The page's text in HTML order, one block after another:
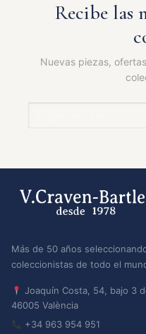
Recibe las
Nuevas piezas,
Más de 50 años
coleccionistas de todo el
Joaquín Costa, 54, bajo 3
46005 València
+34 963 954 951